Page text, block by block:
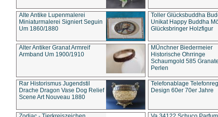
Alte Antike Lupenmalerei
Miniaturmalerei Signiert Seguin
Um 1860/1880
Toller Glücksbuddha
Unikat Happy Buddha
Glücksbringer Holzfigur
Alter Antiker Granat Armreif
Armband Um 1900/1910
MÜnchner Biedermeier
Historische Ohrringe
Schaumgold 585
Perlen
Rar Historismus Jugendstil
Drache Dragon Vase Dog Relief
Scene Art Nouveau 1880
Telefonablage
Design 60er 70er Jahre